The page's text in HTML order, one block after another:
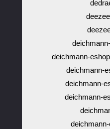
deichmann-
deichmann-
deichmann-
deichmann-